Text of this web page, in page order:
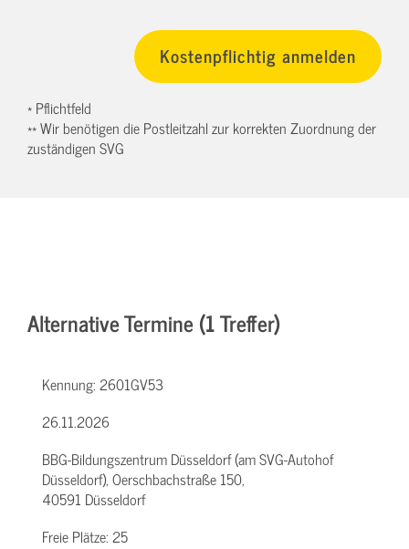
* Pflichtfeld
** Wir benötigen die Postleitzahl zur korrekten Zuordnung der
zuständigen SVG
Alternative Termine (1 Treffer)
Kennung:2601GV53
26.11.2026
BBG-Bildungszentrum Düsseldorf (am SVG-Autohof
Düsseldorf), Oerschbachstraße 150,
40591 Düsseldorf
Freie Plätze:25